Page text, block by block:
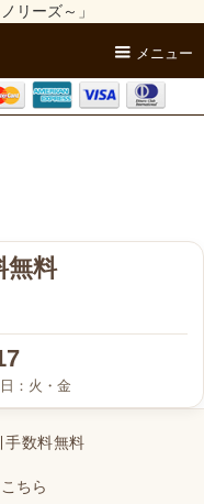
リーズ～」
メニュー
無料
：火・金
手数料無料
ちら